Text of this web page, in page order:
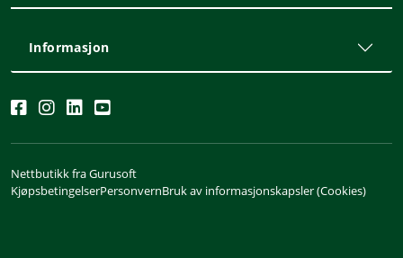
Informasjon
Nettbutikk fra Gurusoft
KjøpsbetingelserPersonvernBruk av informasjonskapsler (Cookies)